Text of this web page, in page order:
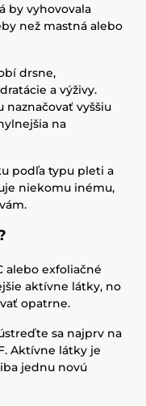
by vyhovovala
než mastná alebo
drsne,
a výživy.
naznačovať vyššiu
na
podľa typu pleti a
niekomu inému,
alebo exfoliačné
aktívne látky, no
opatrne.
sa najprv na
Aktívne látky je
jednu novú